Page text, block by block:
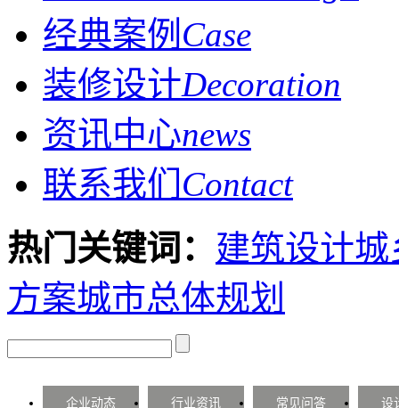
经典案例 Case
装修设计Decoration
资讯中心news
联系我们 Contact
热门关键词： 建筑设计城
方案城市总体规划
企业动态 行业资讯 常见问答 设